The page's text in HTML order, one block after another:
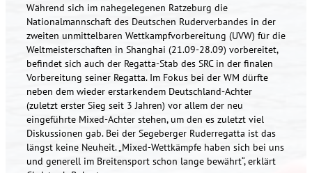
Während sich im nahegelegenen Ratzeburg die
Nationalmannschaft des Deutschen Ruderverbandes in der
zweiten unmittelbaren Wettkampfvorbereitung (UVW) für die
Weltmeisterschaften in Shanghai (21.09-28.09) vorbereitet,
befindet sich auch der Regatta-Stab des SRC in der finalen
Vorbereitung seiner Regatta. Im Fokus bei der WM dürfte
neben dem wieder erstarkendem Deutschland-Achter
(zuletzt erster Sieg seit 3 Jahren) vor allem der neu
eingeführte Mixed-Achter stehen, um den es zuletzt viel
Diskussionen gab. Bei der Segeberger Ruderregatta ist das
längst keine Neuheit. „Mixed-Wettkämpfe haben sich bei uns
und generell im Breitensport schon lange bewährt“, erklärt